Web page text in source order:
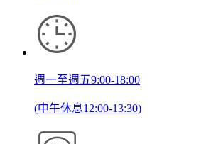
週一至週五9:00-18:00
(中午休息12:00-13:30)